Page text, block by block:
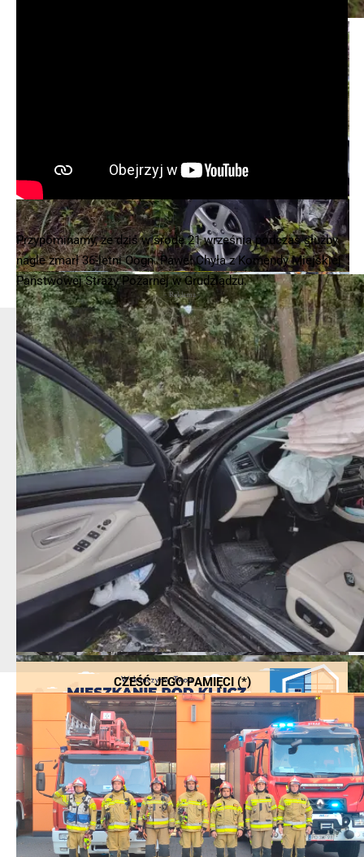
Przypominamy, że dziś w środę 21 września podczas służby
nagle zmarł 36-letni Oogn. Paweł Chyła z Komendy Miejskiej
Państwowej Straży Pożarnej w Grudziądzu.
- Reklama -
CZEŚĆ JEGO PAMIĘCI (*)